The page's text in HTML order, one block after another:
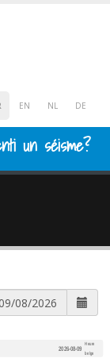
EN NL DE
un séisme?
2026-08-09
Heure
belge